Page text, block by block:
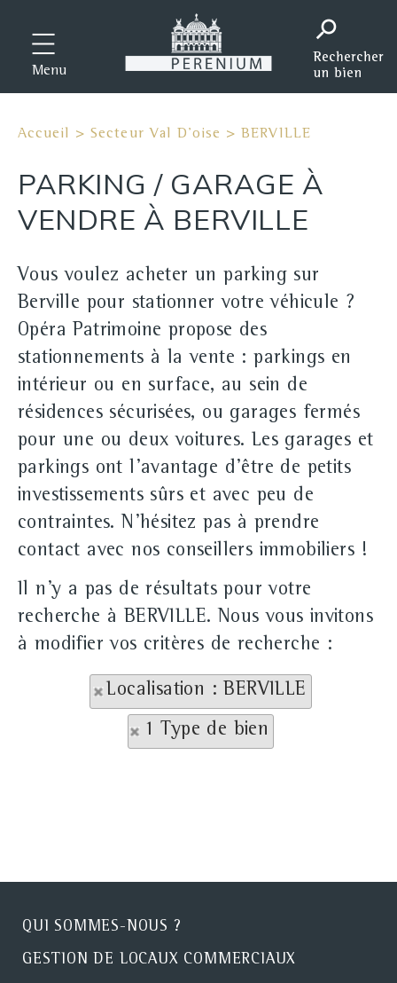
Menu
Accueil >Secteur Val D'oise > BERVILLE
PARKING / GARAGE À
VENDRE À BERVILLE
Vous voulez acheter un parking sur
Berville pour stationner votre véhicule ?
Opéra Patrimoine propose des
stationnements à la vente : parkings en
intérieur ou en surface, au sein de
résidences sécurisées, ou garages fermés
pour une ou deux voitures. Les garages et
parkings ont l'avantage d'être de petits
investissements sûrs et avec peu de
contraintes. N'hésitez pas à prendre
contact avec nos conseillers immobiliers !
Il n'y a pas de résultats pour votre
recherche à BERVILLE. Nous vous invitons
à modifier vos critères de recherche :
Localisation : BERVILLE
1 Type de bien
QUI SOMMES-NOUS ?
GESTION DE LOCAUX COMMERCIAUX